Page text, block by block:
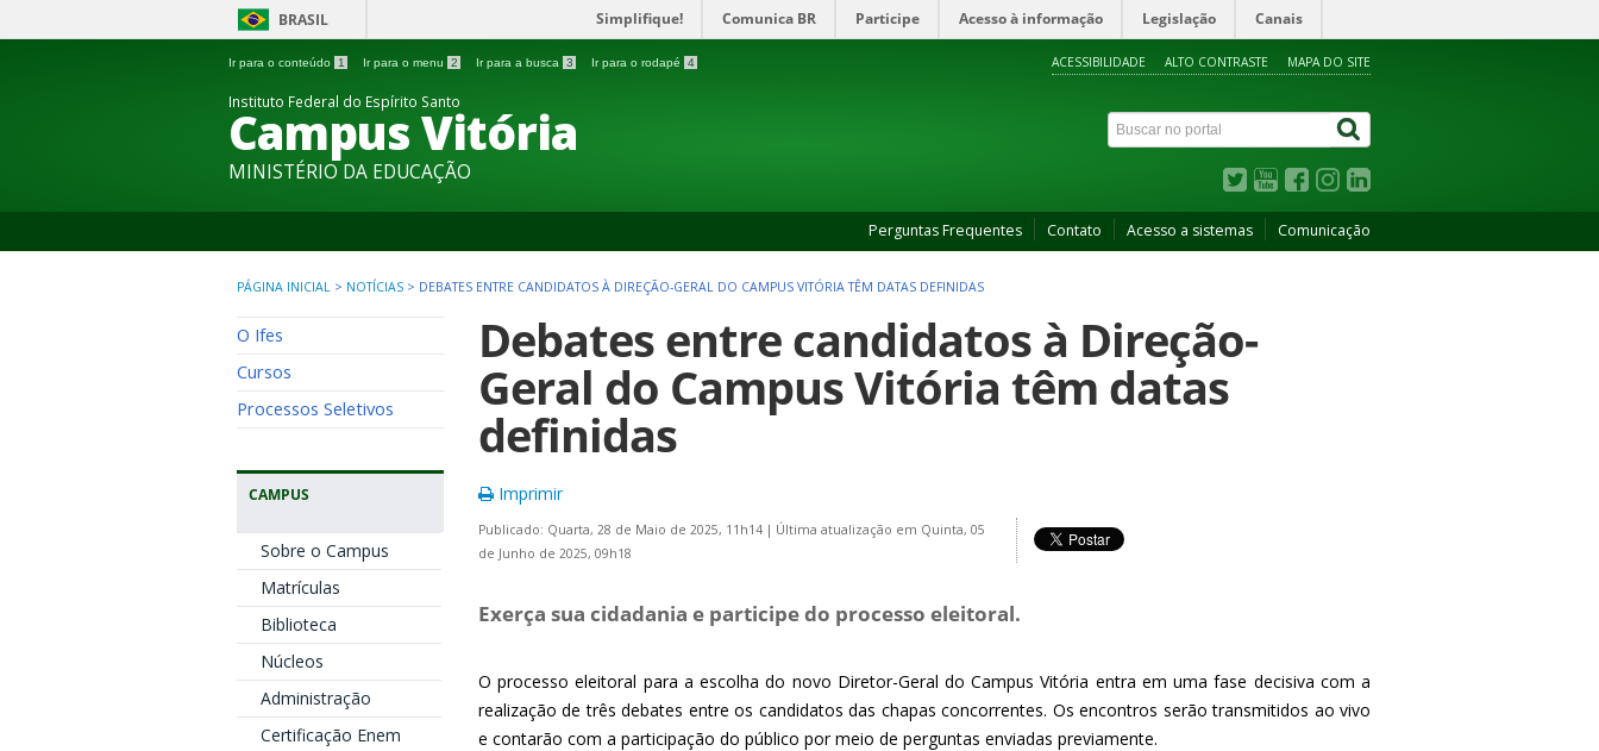
BRASIL Simplifique! Comunica BR Participe Acesso à informação Legislação Canais
Ir para o conteúdo 1 Ir para o menu 2 Ir para a busca 3 Ir para o rodapé 4 ACESSIBILIDADE ALTO CONTRASTE MAPA DO SITE
Instituto Federal do Espírito Santo
Campus Vitória
MINISTÉRIO DA EDUCAÇÃO
Perguntas Frequentes Contato Acesso a sistemas Comunicação
PÁGINA INICIAL > NOTÍCIAS > DEBATES ENTRE CANDIDATOS À DIREÇÃO-GERAL DO CAMPUS VITÓRIA TÊM DATAS DEFINIDAS
O Ifes
Cursos
Processos Seletivos
CAMPUS
Sobre o Campus
Matrículas
Biblioteca
Núcleos
Administração
Certificação Enem
Debates entre candidatos à Direção-
Geral do Campus Vitória têm datas
definidas
Imprimir
Publicado: Quarta, 28 de Maio de 2025, 11h14 | Última atualização em Quinta, 05
de Junho de 2025, 09h18
Exerça sua cidadania e participe do processo eleitoral.
O processo eleitoral para a escolha do novo Diretor-Geral do Campus Vitória entra em uma fase decisiva com a
realização de três debates entre os candidatos das chapas concorrentes. Os encontros serão transmitidos ao vivo
e contarão com a participação do público por meio de perguntas enviadas previamente.